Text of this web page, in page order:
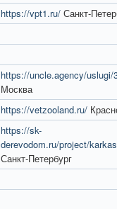
https://vpt1.ru/ Санкт-
https://uncle.agency/uslugi/
Москва
https://vetzooland.ru/
https://sk-
derevodom.ru/project/
Санкт-Петербург